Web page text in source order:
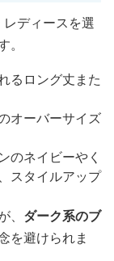
ディースを選
。
るロング丈また
オーバーサイズ
のネイビーやく
スタイルアップ
ダーク系のブ
を避けられま